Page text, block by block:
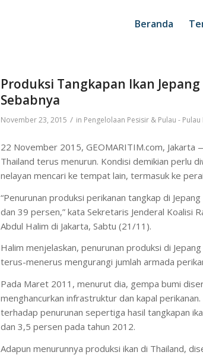
Beranda
Produksi Tangkapan Ikan
Sebabnya
November 23, 2015 / in Pengelolaan Pesisir & Pulau - Pulau
22 November 2015, GEOMARITIM.com, Jakarta
Thailand terus menurun. Kondisi demikian perlu
nelayan mencari ke tempat lain, termasuk ke
“Penurunan produksi perikanan tangkap di
dan 39 persen,” kata Sekretaris Jenderal Koalisi
Abdul Halim di Jakarta, Sabtu (21/11).
Halim menjelaskan, penurunan produksi di
terus-menerus mengurangi jumlah armada
Pada Maret 2011, menurut dia, gempa bumi
menghancurkan infrastruktur dan kapal
terhadap penurunan sepertiga hasil tangkapan
dan 3,5 persen pada tahun 2012.
Adapun menurunnya produksi ikan di Thailand,